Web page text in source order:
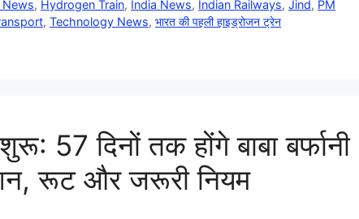
News, Hydrogen Train, India News, Indian Railways,Jind, PM
, Technology News, भारत की पहली हाइड्रोजन ट्रेन
57 दिनों तक होंगे बाबा बर्फानी
रूट और जरूरी नियम